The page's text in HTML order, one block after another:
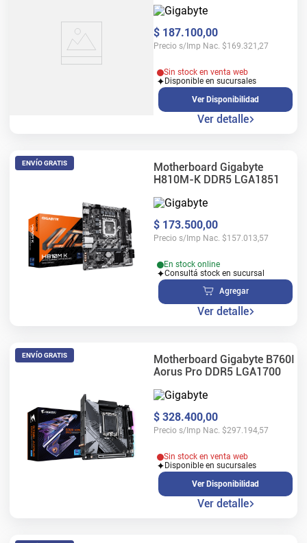
$ 187.100,00
Precio s/Imp Nac. $169.321,27
Sin stock en venta web
Disponible en sucursales
Ver Disponibilidad
Ver detalle
ENVÍO GRATIS
Motherboard Gigabyte
H810M-K DDR5 LGA1851
$ 173.500,00
Precio s/Imp Nac. $157.013,57
En stock online
Consultá stock en sucursal
Agregar
Ver detalle
ENVÍO GRATIS
Motherboard Gigabyte B760I
Aorus Pro DDR5 LGA1700
$ 328.400,00
Precio s/Imp Nac. $297.194,57
Sin stock en venta web
Disponible en sucursales
Ver Disponibilidad
Ver detalle